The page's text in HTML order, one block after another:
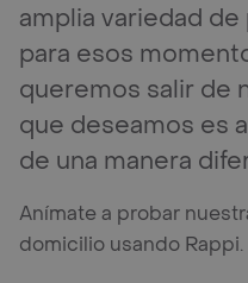
amplia variedad
para esos
queremos salir de
que deseamos es
de una manera
Anímate a probar
domicilio usando Rappi.